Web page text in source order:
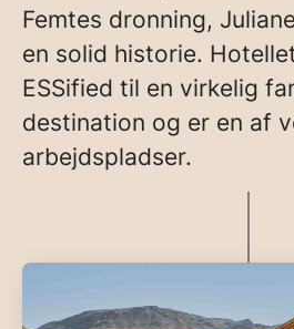
Femtes dronning,
en solid historie.
ESSified til en virkelig
destination og er en af
arbejdspladser.